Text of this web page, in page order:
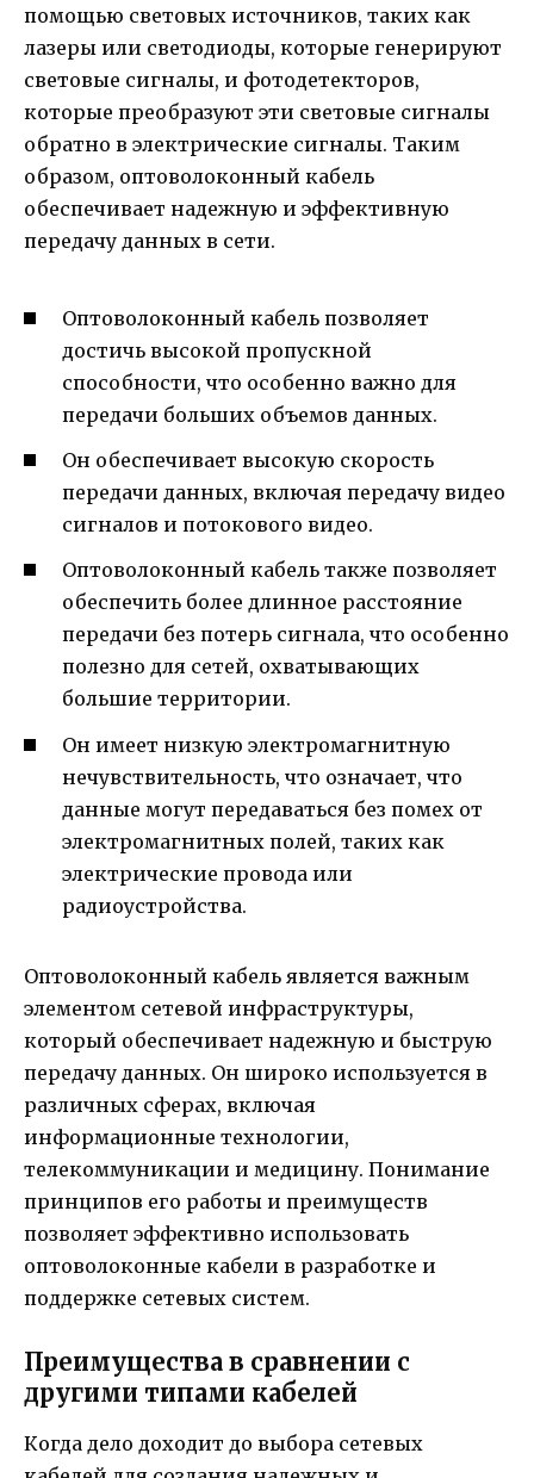
помощью световых источников, таких как
лазеры или светодиоды, которые генерируют
световые сигналы, и фотодетекторов,
которые преобразуют эти световые сигналы
обратно в электрические сигналы. Таким
образом, оптоволоконный кабель
обеспечивает надежную и эффективную
передачу данных в сети.
Оптоволоконный кабель позволяет
достичь высокой пропускной
способности, что особенно важно для
передачи больших объемов данных.
Он обеспечивает высокую скорость
передачи данных, включая передачу видео
сигналов и потокового видео.
Оптоволоконный кабель также позволяет
обеспечить более длинное расстояние
передачи без потерь сигнала, что особенно
полезно для сетей, охватывающих
большие территории.
Он имеет низкую электромагнитную
нечувствительность, что означает, что
данные могут передаваться без помех от
электромагнитных полей, таких как
электрические провода или
радиоустройства.
Оптоволоконный кабель является важным
элементом сетевой инфраструктуры,
который обеспечивает надежную и быструю
передачу данных. Он широко используется в
различных сферах, включая
информационные технологии,
телекоммуникации и медицину. Понимание
принципов его работы и преимуществ
позволяет эффективно использовать
оптоволоконные кабели в разработке и
поддержке сетевых систем.
Преимущества в сравнении с
другими типами кабелей
Когда дело доходит до выбора сетевых